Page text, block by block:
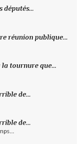
députés...
réunion publique...
tournure que...
de...
de...